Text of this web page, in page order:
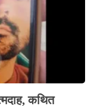
कथित